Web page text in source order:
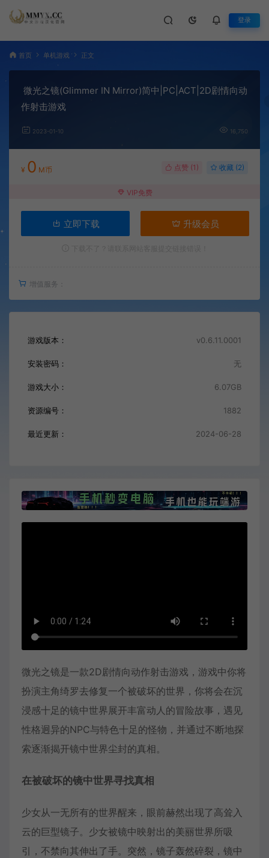
登录
首页 单机游戏 正文
微光之镜(Glimmer IN Mirror)简中|PC|ACT|2D剧情向动
作射击游戏
2023-01-10 16,750
¥ 0 M币 点赞 (1 ) 收藏 (2)
VIP免费
立即下载 升级会员
增值服务：
游戏版本： v0.6.11.0001
安装密码： 无
游戏大小： 6.07GB
资源编号： 1882
最近更新： 2024-06-28
微光之镜是一款2D剧情向动作射击游戏，游戏中你将
扮演主角绮罗去修复一个被破坏的世界，你将会在沉
浸感十足的镜中世界展开丰富动人的冒险故事，遇见
性格迥异的NPC与特色十足的怪物，并通过不断地探
索逐渐揭开镜中世界尘封的真相。
在被破坏的镜中世界寻找真相
少女从一无所有的世界醒来，眼前赫然出现了高耸入
云的巨型镜子。少女被镜中映射出的美丽世界所吸
引，不禁向其伸出了手。突然，镜子轰然碎裂，镜中